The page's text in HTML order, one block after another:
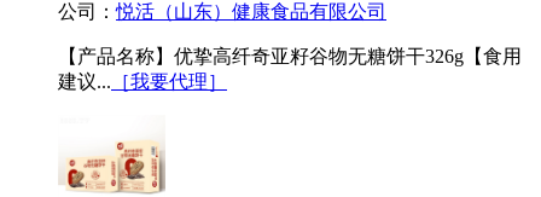
公司：悦活（山东）健康食品有限公司
【产品名称】优挚高纤奇亚籽谷物无糖饼干326g【食用
建议... ［我要代理］